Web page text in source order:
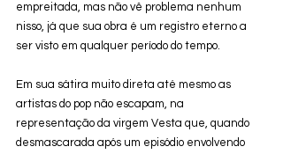
empreitada, mas não vê problema nenhum
nisso, já que sua obra é um registro eterno a
ser visto em qualquer período do tempo.
Em sua sátira muito direta até mesmo as
artistas do pop não escapam, na
representação da virgem Vesta que, quando
desmascarada após um episódio envolvendo